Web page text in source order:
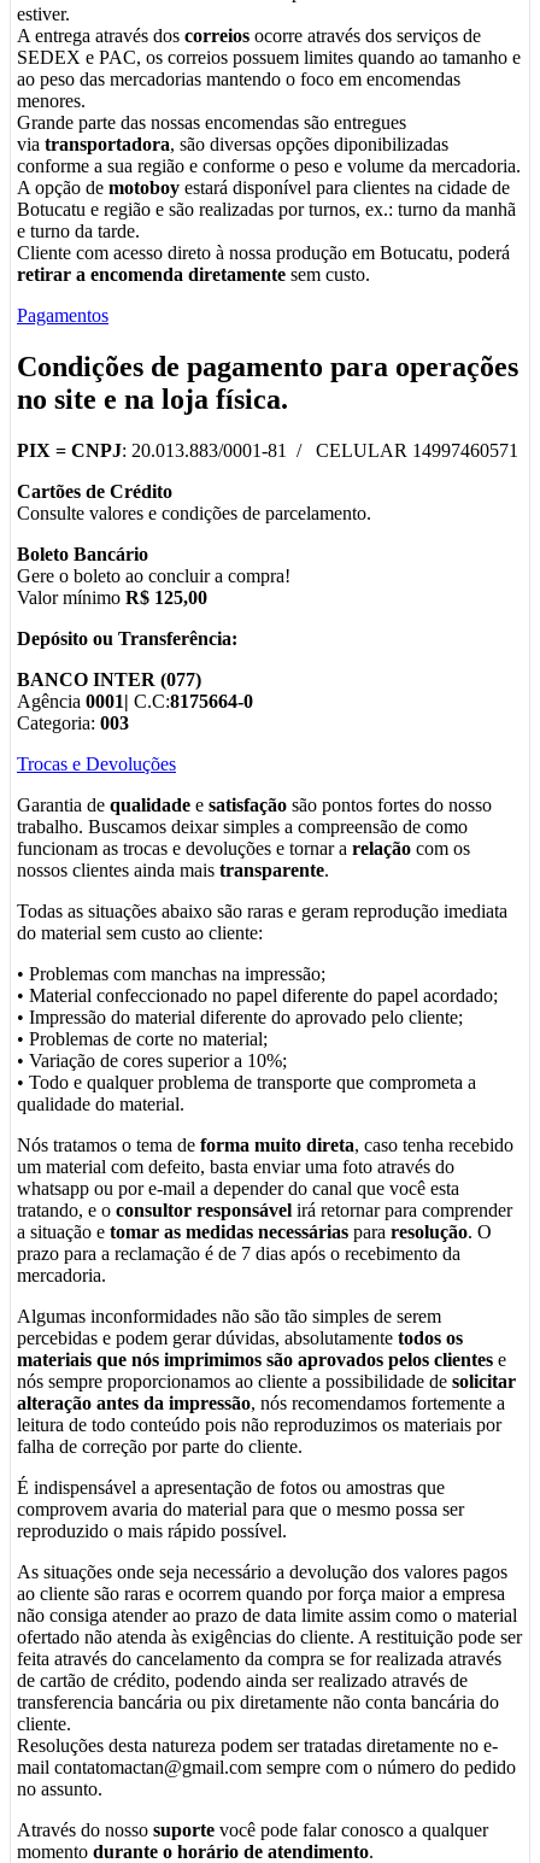
estiver.
A entrega através dos correios ocorre através dos serviços de
SEDEX e PAC, os correios possuem limites quando ao tamanho e
ao peso das mercadorias mantendo o foco em encomendas
menores.
Grande parte das nossas encomendas são entregues
via transportadora, são diversas opções diponibilizadas
conforme a sua região e conforme o peso e volume da mercadoria.
A opção de motoboy estará disponível para clientes na cidade de
Botucatu e região e são realizadas por turnos, ex.: turno da manhã
e turno da tarde.
Cliente com acesso direto à nossa produção em Botucatu, poderá
retirar a encomenda diretamente sem custo.
Pagamentos
Condições de pagamento para operações
no site e na loja física.
PIX = CNPJ: 20.013.883/0001-81 / CELULAR 14997460571
Cartões de Crédito
Consulte valores e condições de parcelamento.
Boleto Bancário
Gere o boleto ao concluir a compra!
Valor mínimo R$ 125,00
Depósito ou Transferência:
BANCO INTER (077)
Agência 0001| C.C:8175664-0
Categoria: 003
Trocas e Devoluções
Garantia de qualidade e satisfação são pontos fortes do nosso
trabalho. Buscamos deixar simples a compreensão de como
funcionam as trocas e devoluções e tornar a relação com os
nossos clientes ainda mais transparente.
Todas as situações abaixo são raras e geram reprodução imediata
do material sem custo ao cliente:
• Problemas com manchas na impressão;
• Material confeccionado no papel diferente do papel acordado;
• Impressão do material diferente do aprovado pelo cliente;
• Problemas de corte no material;
• Variação de cores superior a 10%;
• Todo e qualquer problema de transporte que comprometa a
qualidade do material.
Nós tratamos o tema de forma muito direta, caso tenha recebido
um material com defeito, basta enviar uma foto através do
whatsapp ou por e-mail a depender do canal que você esta
tratando, e o consultor responsável irá retornar para comprender
a situação e tomar as medidas necessárias para resolução. O
prazo para a reclamação é de 7 dias após o recebimento da
mercadoria.
Algumas inconformidades não são tão simples de serem
percebidas e podem gerar dúvidas, absolutamente todos os
materiais que nós imprimimos são aprovados pelos clientes e
nós sempre proporcionamos ao cliente a possibilidade de solicitar
alteração antes da impressão, nós recomendamos fortemente a
leitura de todo conteúdo pois não reproduzimos os materiais por
falha de correção por parte do cliente.
É indispensável a apresentação de fotos ou amostras que
comprovem avaria do material para que o mesmo possa ser
reproduzido o mais rápido possível.
As situações onde seja necessário a devolução dos valores pagos
ao cliente são raras e ocorrem quando por força maior a empresa
não consiga atender ao prazo de data limite assim como o material
ofertado não atenda às exigências do cliente. A restituição pode ser
feita através do cancelamento da compra se for realizada através
de cartão de crédito, podendo ainda ser realizado através de
transferencia bancária ou pix diretamente não conta bancária do
cliente.
Resoluções desta natureza podem ser tratadas diretamente no e-
mail contatomactan@gmail.com sempre com o número do pedido
no assunto.
Através do nosso suporte você pode falar conosco a qualquer
momento durante o horário de atendimento.